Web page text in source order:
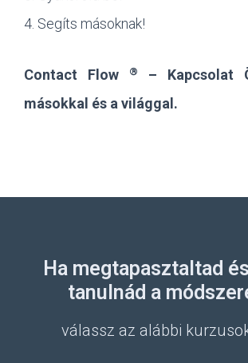
4. Segíts másoknak!
Contact Flow ®
– Kapcsolat
másokkal és a világgal.
Ha megtapasztaltad
tanulnád a
válassz az alábbi